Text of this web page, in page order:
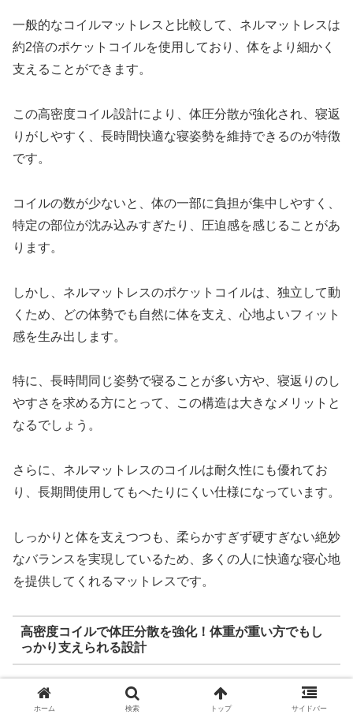
一般的なコイルマットレスと比較して、ネルマットレスは
約2倍のポケットコイルを使用しており、体をより細かく
支えることができます。
この高密度コイル設計により、体圧分散が強化され、寝返
りがしやすく、長時間快適な寝姿勢を維持できるのが特徴
です。
コイルの数が少ないと、体の一部に負担が集中しやすく、
特定の部位が沈み込みすぎたり、圧迫感を感じることがあ
ります。
しかし、ネルマットレスのポケットコイルは、独立して動
くため、どの体勢でも自然に体を支え、心地よいフィット
感を生み出します。
特に、長時間同じ姿勢で寝ることが多い方や、寝返りのし
やすさを求める方にとって、この構造は大きなメリットと
なるでしょう。
さらに、ネルマットレスのコイルは耐久性にも優れてお
り、長期間使用してもへたりにくい仕様になっています。
しっかりと体を支えつつも、柔らかすぎず硬すぎない絶妙
なバランスを実現しているため、多くの人に快適な寝心地
を提供してくれるマットレスです。
高密度コイルで体圧分散を強化！体重が重い方でもし
っかり支えられる設計
ネルマットレスのもうひとつの大きな特徴は、体圧分散力
ホーム 検索 トップ サイドバー